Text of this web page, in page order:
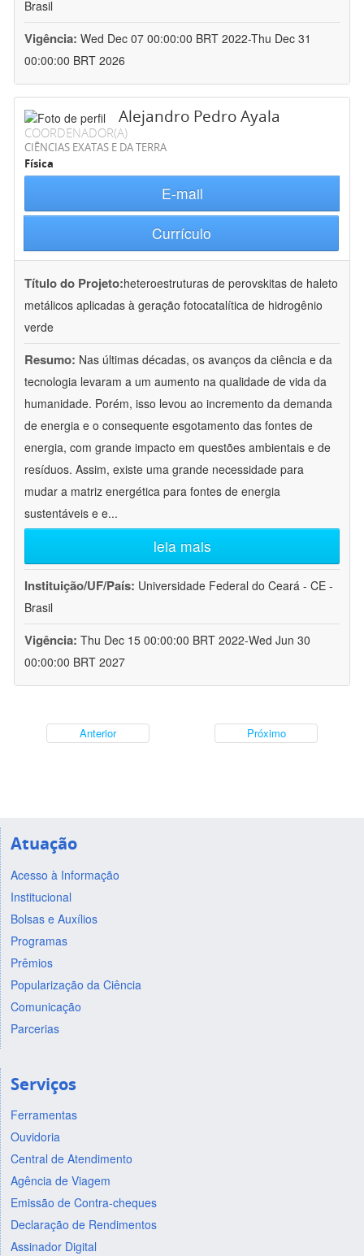
Brasil
Vigência: Wed Dec 07 00:00:00 BRT 2022-Thu Dec 31
00:00:00 BRT 2026
Alejandro Pedro Ayala
COORDENADOR(A)
CIÊNCIAS EXATAS E DA TERRA
Física
E-mail
Currículo
Título do Projeto:heteroestruturas de perovskitas de haleto
metálicos aplicadas à geração fotocatalítica de hidrogênio
verde
Resumo: Nas últimas décadas, os avanços da ciência e da
tecnologia levaram a um aumento na qualidade de vida da
humanidade. Porém, isso levou ao incremento da demanda
de energia e o consequente esgotamento das fontes de
energia, com grande impacto em questões ambientais e de
resíduos. Assim, existe uma grande necessidade para
mudar a matriz energética para fontes de energia
sustentáveis e e...
leia mais
Instituição/UF/País: Universidade Federal do Ceará - CE -
Brasil
Vigência: Thu Dec 15 00:00:00 BRT 2022-Wed Jun 30
00:00:00 BRT 2027
Anterior Próximo
Atuação
Acesso à Informação
Institucional
Bolsas e Auxílios
Programas
Prêmios
Popularização da Ciência
Comunicação
Parcerias
Serviços
Ferramentas
Ouvidoria
Central de Atendimento
Agência de Viagem
Emissão de Contra-cheques
Declaração de Rendimentos
Assinador Digital